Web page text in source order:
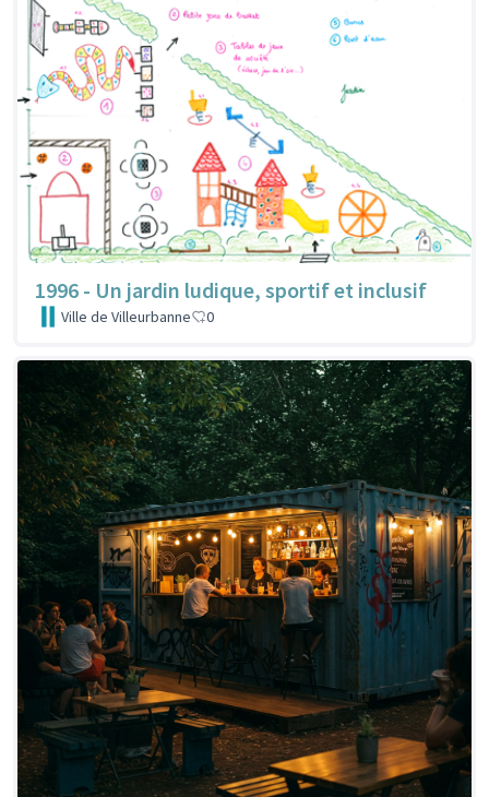
1996 - Un jardin ludique, sportif et inclusif
Ville de Villeurbanne 0